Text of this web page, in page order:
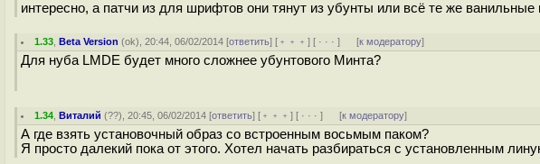
интересно, а патчи из для шрифтов они тянут из убунты или всё те же ванильные
1.33 ,Beta Version (ok), 20:44, 06/02/2014 [ответить] [ ﹢﹢﹢] [ · · ·] [к модератору]
Для нуба LMDE будет много сложнее убунтового Минта?
1.34 ,Виталий (??), 20:45, 06/02/2014 [ответить] [ ﹢﹢﹢] [ · · ·] [к модератору]
А где взять установочный образ со встроенным восьмым паком?
Я просто далекий пока от этого. Хотел начать разбираться с установленным